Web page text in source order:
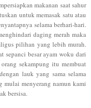
makanan saat sahur
untuk memasak satu atau
selama berhari-hari.
daging merah maka
pilihan yang lebih murah.
sepanci besar ayam woku dari
sekampung itu membuat
lauk yang sama selama
mulai menyerang namun kami
bersisa.